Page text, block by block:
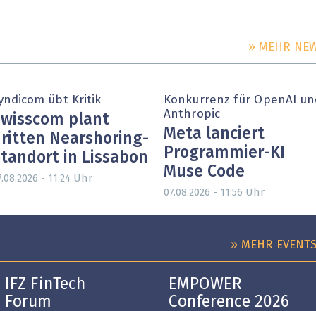
» MEHR
übt Kritik
plant
Nearshoring-
in Lissabon
- 11:24 Uhr
Konkurrenz für OpenAI
Anthropic
Meta lanciert
Programmier-KI
Muse Code
07.08.2026 - 11:56 Uhr
» MEHR
IFZ FinTech
Forum
EMPOWER
Conference 2026